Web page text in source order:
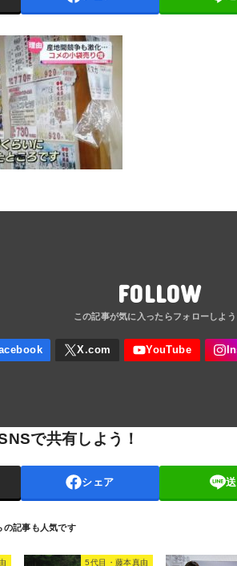
FOLLOW
で共有しよう！
シェア
5代目・藤本真由